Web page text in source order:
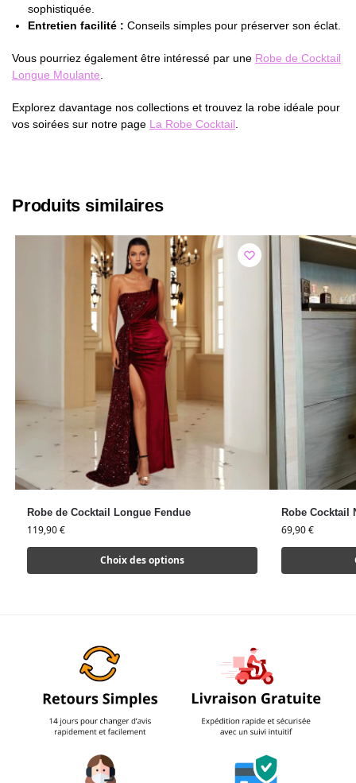
sophistiquée.
Entretien facilité : Conseils simples pour préserver son éclat.
Vous pourriez également être intéressé par une Robe de Cocktail
Longue Moulante
Explorez davantage nos collections et trouvez la robe idéale pour
vos soirées sur notre page La Robe Cocktail
Produits similaires
Robe de Cocktail Longue Fendue
119,90€
Choix des options
Robe Cocktail
69,90€